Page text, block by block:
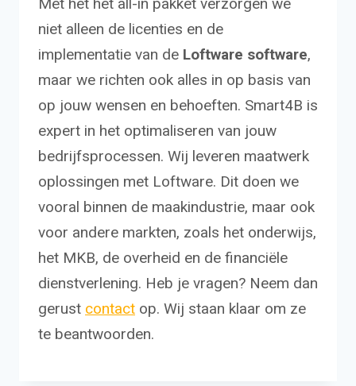
Met het het all-in pakket verzorgen we
niet alleen de licenties en de
implementatie van de Loftware software,
maar we richten ook alles in op basis van
op jouw wensen en behoeften. Smart4B is
expert in het optimaliseren van jouw
bedrijfsprocessen. Wij leveren maatwerk
oplossingen met Loftware. Dit doen we
vooral binnen de maakindustrie, maar ook
voor andere markten, zoals het onderwijs,
het MKB, de overheid en de financiële
dienstverlening. Heb je vragen? Neem dan
gerust contact op. Wij staan klaar om ze
te beantwoorden.